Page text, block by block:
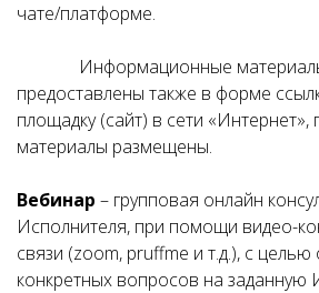
чате/платформе.
Информационные материалы
предоставлены также в форме
площадку (сайт) в сети «Интернет»,
материалы размещены.
Вебинар – групповая онлайн
Исполнителя, при помощи видео-
связи (zoom, pruffme и т.д.), с
конкретных вопросов на заданную